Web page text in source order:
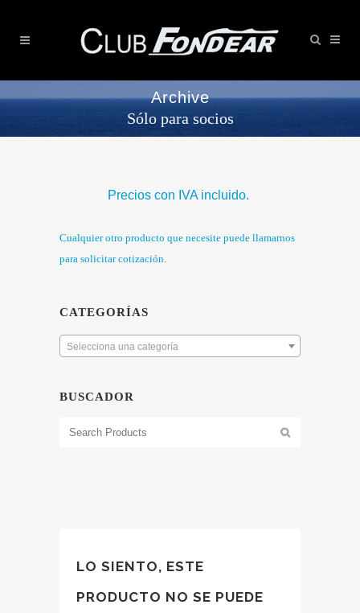
Archive
Sólo para socios
Precios con IVA incluido.
Cualquier otro producto que necesite puede llamarnos
para solicitar cotización.
CATEGORÍAS
Selecciona una categoría
BUSCADOR
LO SIENTO, ESTE
PRODUCTO NO SE PUEDE